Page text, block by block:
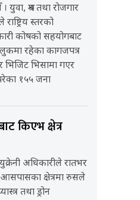
युवा, श्रम तथा रोजगार
राष्ट्रिय स्तरको
कोषको सहयोगबाट
रहेका कागजपत्र
भिसामा गएर
१५५ जना
किएभ क्षेत्र
अधिकारीले रातभर
क्षेत्रमा रुसले
तथा ड्रोन